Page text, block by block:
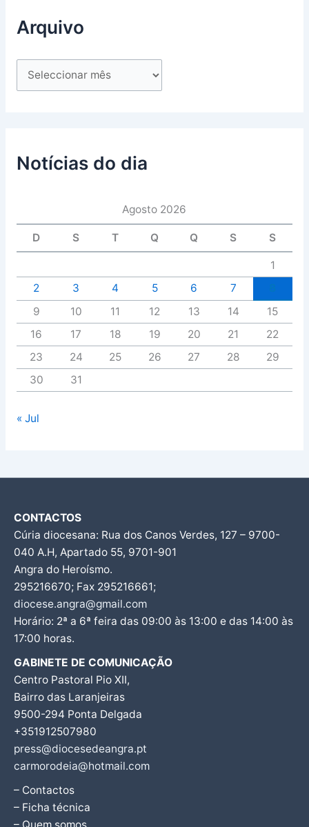
Arquivo
Notícias do dia
Agosto 2026
D S T Q Q S S
1
2
3 4 5 6 7
9
10 11 12 13 14
15
16
17 18 19 20 21
22
23
24 25 26 27 28
29
30
31
« Jul
CONTACTOS
Cúria diocesana: Rua dos Canos Verdes, 127 – 9700-
040 A.H, Apartado 55, 9701-901
Angra do Heroísmo.
295216670; Fax 295216661;
diocese.angra@gmail.com
Horário: 2ª a 6ª feira das 09:00 às 13:00 e das 14:00 às
17:00 horas.
GABINETE DE COMUNICAÇÃO
Centro Pastoral Pio XII,
Bairro das Laranjeiras
9500-294 Ponta Delgada
+351912507980
press@diocesedeangra.pt
carmorodeia@hotmail.com
– Contactos
– Ficha técnica
– Quem somos